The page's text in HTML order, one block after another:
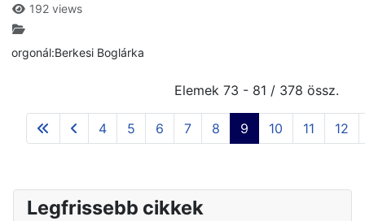
192 views
orgonál:Berkesi Boglárka
Elemek 73 - 81 / 378 össz.
4 5 6 7 8 9 10 11 12
Legfrissebb cikkek